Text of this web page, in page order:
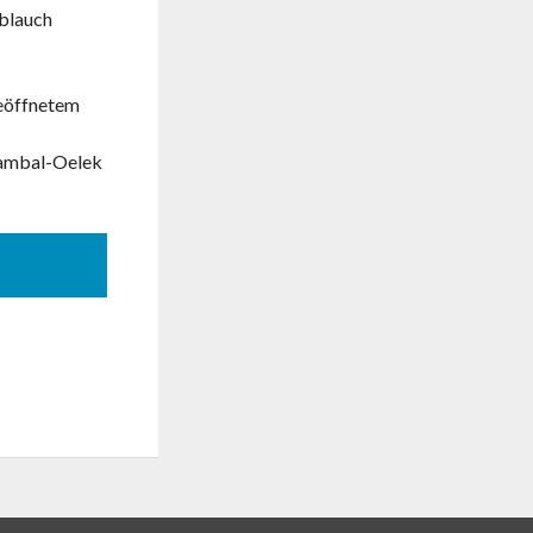
Oelek